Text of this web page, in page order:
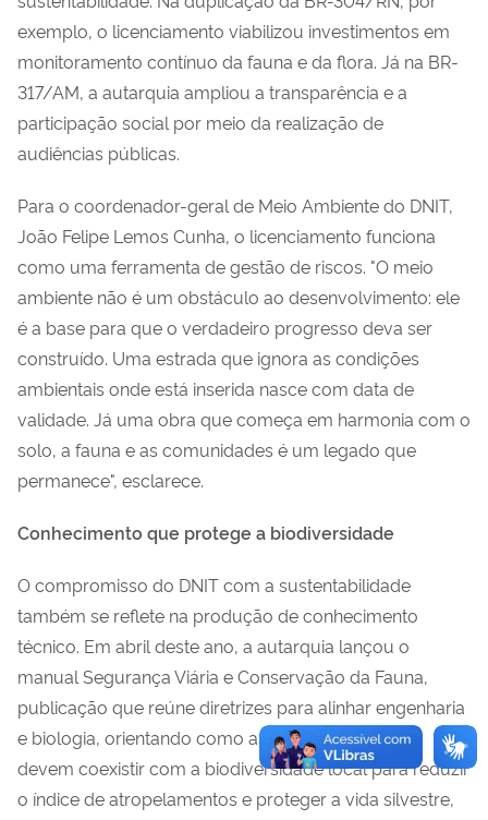
exemplo, o licenciamento viabilizou investimentos em
monitoramento contínuo da fauna e da flora. Já na BR-
317/AM, a autarquia ampliou a transparência e a
participação social por meio da realização de
audiências públicas.
Para o coordenador-geral de Meio Ambiente do DNIT,
João Felipe Lemos Cunha, o licenciamento funciona
como uma ferramenta de gestão de riscos. "O meio
ambiente não é um obstáculo ao desenvolvimento: ele
é a base para que o verdadeiro progresso deva ser
construído. Uma estrada que ignora as condições
ambientais onde está inserida nasce com data de
validade. Já uma obra que começa em harmonia com o
solo, a fauna e as comunidades é um legado que
permanece", esclarece.
Conhecimento que protege a biodiversidade
O compromisso do DNIT com a sustentabilidade
também se reflete na produção de conhecimento
técnico. Em abril deste ano, a autarquia lançou o
manual Segurança Viária e Conservação da Fauna,
publicação que reúne diretrizes para alinhar engenharia
e biologia, orientando como as rodovias federais
devem coexistir com a biodiversidade local para reduzir
o índice de atropelamentos e proteger a vida silvestre,